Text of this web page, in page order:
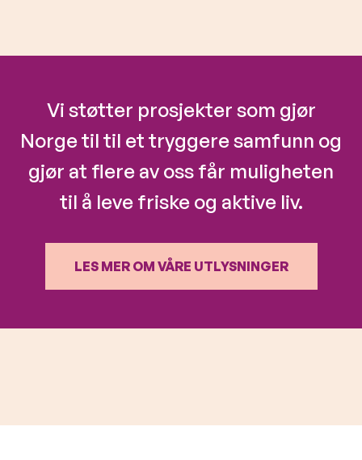
Vi støtter prosjekter som gjør
Norge til til et tryggere samfunn og
gjør at flere av oss får muligheten
til å leve friske og aktive liv.
LES MER OM VÅRE UTLYSNINGER